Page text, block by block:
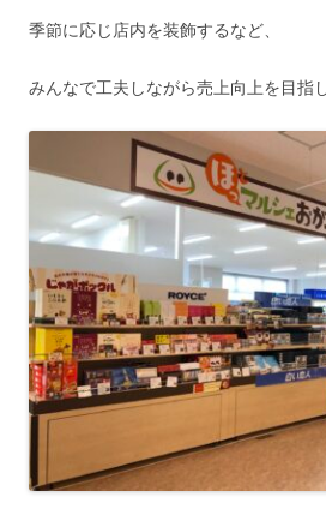
季節に応じ店内を装飾するなど、
みんなで工夫しながら売上向上を目指